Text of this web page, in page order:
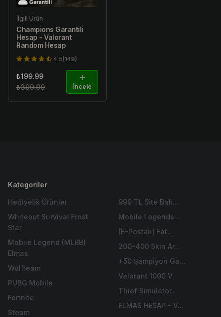
İlgili Ürün
Champions Garantili
Hesap - Valorant
Random Hesap
4.5(149)
₺199.99
₺399.99
İncele
Kategoriler
Hediyelik Ürünler
Whiteout Survival Frost
Star
Mobile Legend (MLBB)
Elmas
Wolfteam
PUBG Mobile
Fortnite
Steam
999 TL Site Bak...
Mobile Legends...
[E-Postalı] Fat...
200-400 Skin Ar...
+50 Şampiyon Ga...
Valorant 1000 V...
Thief Simulator...
ELMAS HESAP - V...